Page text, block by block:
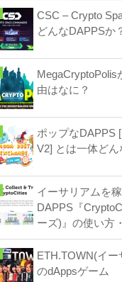
CSC – Crypto
どんなDAPPSか
MegaCryptоPolis
由はなに？
ポップなDAPPS
V2] とは一体どん
イーサリアムを
DAPPS『
ーズ)』の使い方
ETH.TOWN(イー
のdAppsゲーム